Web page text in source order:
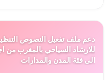
للارشاد السياحي بالمغرب من
الى فئة المدن والمدارات